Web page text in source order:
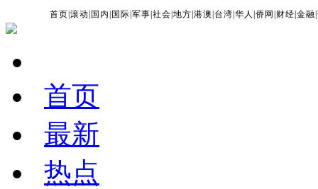
首页 |滚动 国内 国际 |军事 |社会 |地方 |港澳 台湾 |华人 |侨网 财经 |金融 |
首页
最新
热点